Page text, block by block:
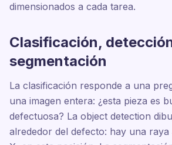
dimensionados a cada tarea.
Clasificación,
segmentación
La clasificación responde a una
una imagen entera: ¿esta pieza es
defectuosa? La object detection
alrededor del defecto: hay una raya